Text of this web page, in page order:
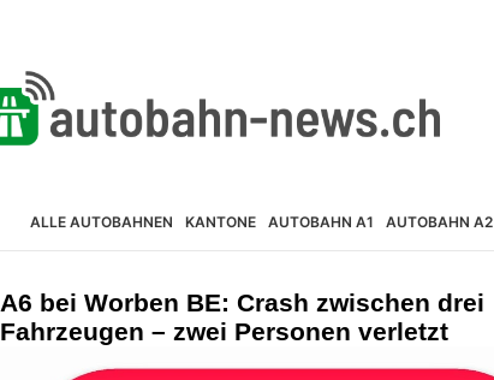
ALLE AUTOBAHNEN KANTONE AUTOBAHN A1 AUTOBAHN A2
A6 bei Worben BE: Crash zwischen drei
Fahrzeugen – zwei Personen verletzt